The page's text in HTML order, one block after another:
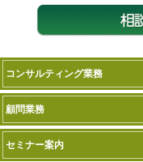
コンサルティング業務
顧問業務
セミナー案内